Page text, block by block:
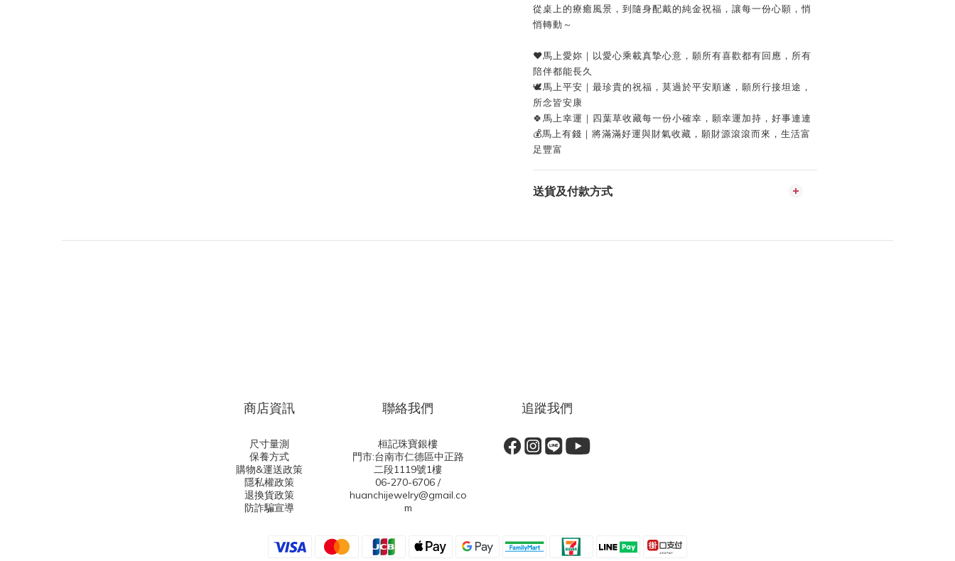
從桌上的療癒風景，到隨身配戴的純金祝福，讓每一份心願，悄
悄轉動～
❤️馬上愛妳｜以愛心乘載真摯心意，願所有喜歡都有回應，所有
陪伴都能長久
🕊️馬上平安｜最珍貴的祝福，莫過於平安順遂，願所行接坦途，
所念皆安康
🍀馬上幸運｜四葉草收藏每一份小確幸，願幸運加持，好事連連
💰馬上有錢｜將滿滿好運與財氣收藏，願財源滾滾而來，生活富
足豐富
送貨及付款方式
商店資訊
尺寸量測
保養方式
購物&運送政策
隱私權政策
退換貨政策
防詐騙宣導
聯絡我們
桓記珠寶銀樓
門市:台南市仁德區中正路
二段1119號1樓
06-270-6706 /
huanchijewelry@gmail.co
m
追蹤我們